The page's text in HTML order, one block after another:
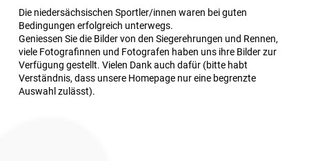
Die niedersächsischen Sportler/innen waren bei guten
Bedingungen erfolgreich unterwegs.
Geniessen Sie die Bilder von den Siegerehrungen und Rennen,
viele Fotografinnen und Fotografen haben uns ihre Bilder zur
Verfügung gestellt. Vielen Dank auch dafür (bitte habt
Verständnis, dass unsere Homepage nur eine begrenzte
Auswahl zulässt).